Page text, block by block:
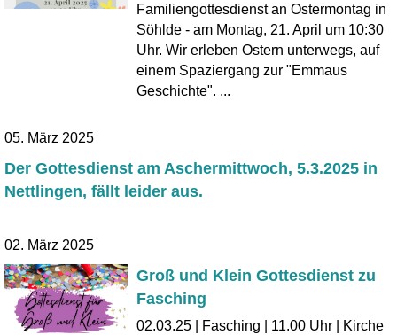
Familiengottesdienst an Ostermontag in
Söhlde - am Montag, 21. April um 10:30
Uhr. Wir erleben Ostern unterwegs, auf
einem Spaziergang zur "Emmaus
Geschichte". ...
05. März 2025
Der Gottesdienst am Aschermittwoch, 5.3.2025 in
Nettlingen, fällt leider aus.
02. März 2025
Groß und Klein Gottesdienst zu
Fasching
02.03.25 | Fasching | 11.00 Uhr | Kirche